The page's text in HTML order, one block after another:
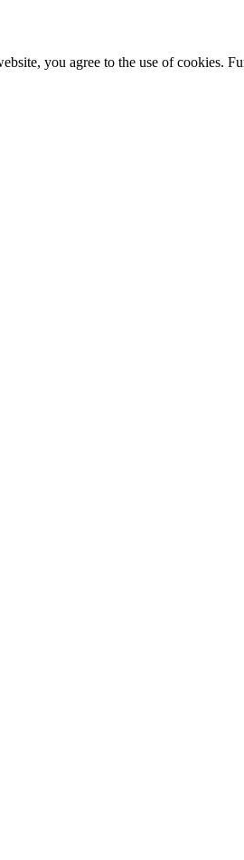
you agree to the use of cookies.